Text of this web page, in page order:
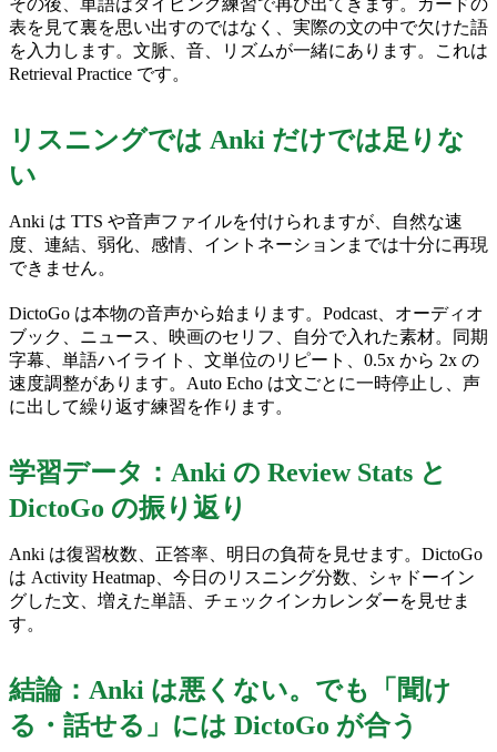
その後、単語はタイピング練習で再び出てきます。カードの
表を見て裏を思い出すのではなく、実際の文の中で欠けた語
を入力します。文脈、音、リズムが一緒にあります。これは
Retrieval Practice です。
リスニングでは Anki だけでは足りな
い
Anki は TTS や音声ファイルを付けられますが、自然な速
度、連結、弱化、感情、イントネーションまでは十分に再現
できません。
DictoGo は本物の音声から始まります。Podcast、オーディオ
ブック、ニュース、映画のセリフ、自分で入れた素材。同期
字幕、単語ハイライト、文単位のリピート、0.5x から 2x の
速度調整があります。Auto Echo は文ごとに一時停止し、声
に出して繰り返す練習を作ります。
学習データ：Anki の Review Stats と
DictoGo の振り返り
Anki は復習枚数、正答率、明日の負荷を見せます。DictoGo
は Activity Heatmap、今日のリスニング分数、シャドーイン
グした文、増えた単語、チェックインカレンダーを見せま
す。
結論：Anki は悪くない。でも「聞け
る・話せる」には DictoGo が合う